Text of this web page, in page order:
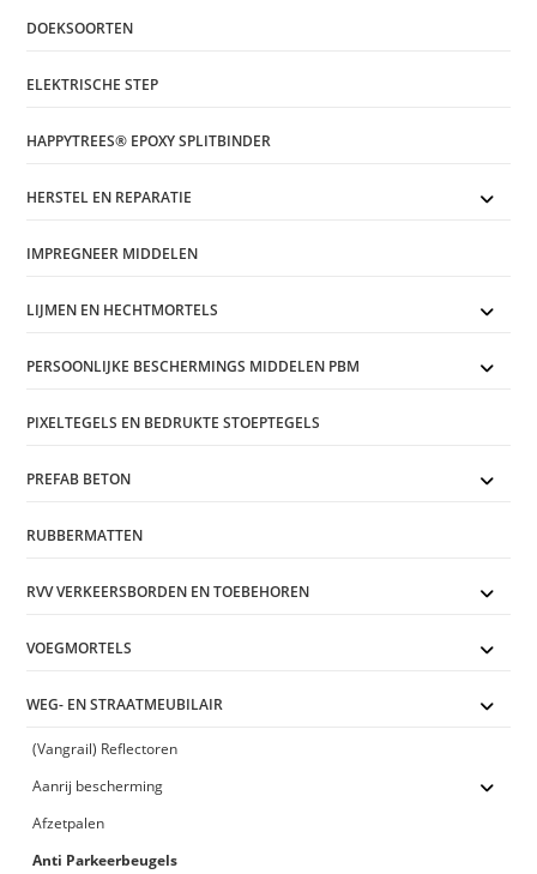
DOEKSOORTEN
ELEKTRISCHE STEP
HAPPYTREES® EPOXY SPLITBINDER
HERSTEL EN REPARATIE
IMPREGNEER MIDDELEN
LIJMEN EN HECHTMORTELS
PERSOONLIJKE BESCHERMINGS MIDDELEN PBM
PIXELTEGELS EN BEDRUKTE STOEPTEGELS
PREFAB BETON
RUBBERMATTEN
RVV VERKEERSBORDEN EN TOEBEHOREN
VOEGMORTELS
WEG- EN STRAATMEUBILAIR
(Vangrail) Reflectoren
Aanrij bescherming
Afzetpalen
Anti Parkeerbeugels